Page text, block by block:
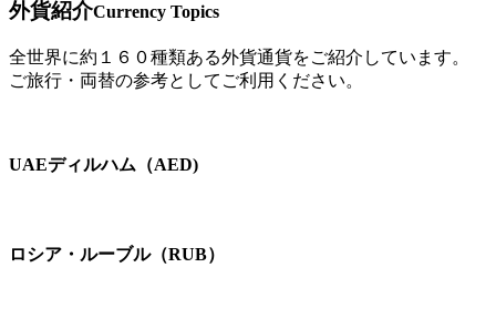
外貨紹介Currency Topics
全世界に約１６０種類ある外貨通貨をご紹介しています。
ご旅行・両替の参考としてご利用ください。
UAEディルハム（AED)
ロシア・ルーブル（RUB）